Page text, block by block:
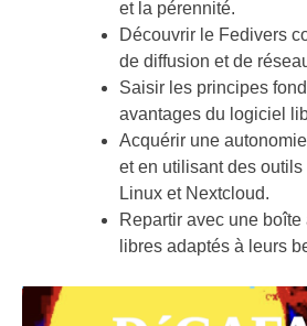
et la pérennité.
Découvrir le Fedivers
de diffusion et de
Saisir les principes
avantages du logiciel
Acquérir une
et en utilisant des
Linux et Nextcloud.
Repartir avec une
libres adaptés à leurs